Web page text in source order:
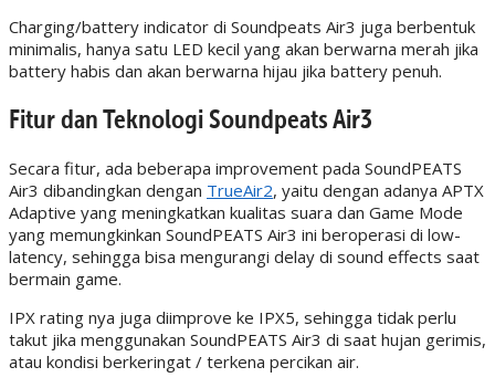
Charging/battery indicator di Soundpeats Air3 juga berbentuk
minimalis, hanya satu LED kecil yang akan berwarna merah jika
battery habis dan akan berwarna hijau jika battery penuh.
Fitur dan Teknologi Soundpeats Air3
Secara fitur, ada beberapa improvement pada SoundPEATS
Air3 dibandingkan dengan TrueAir2, yaitu dengan adanya APTX
Adaptive yang meningkatkan kualitas suara dan Game Mode
yang memungkinkan SoundPEATS Air3 ini beroperasi di low-
latency, sehingga bisa mengurangi delay di sound effects saat
bermain game.
IPX rating nya juga diimprove ke IPX5, sehingga tidak perlu
takut jika menggunakan SoundPEATS Air3 di saat hujan gerimis,
atau kondisi berkeringat / terkena percikan air.